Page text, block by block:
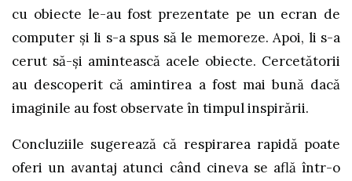
cu obiecte le-au fost prezentate pe un ecran de
computer şi li s-a spus să le memoreze. Apoi, li s-a
cerut să-şi amintească acele obiecte. Cercetătorii
au descoperit că amintirea a fost mai bună dacă
imaginile au fost observate în timpul inspirării.
Concluziile sugerează că respirarea rapidă poate
oferi un avantaj atunci când cineva se află într-o